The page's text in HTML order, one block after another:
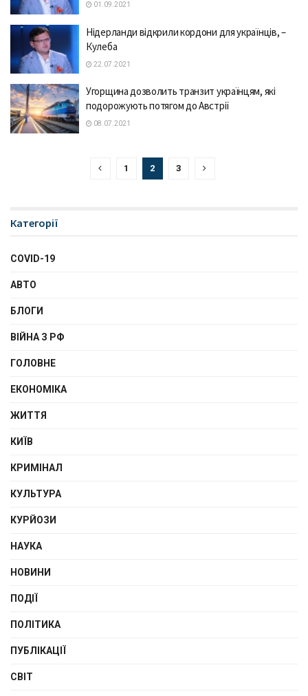
01.09.2021
Нідерланди відкрили кордони для українців, –
Кулеба
22.07.2021
Угорщина дозволить транзит українцям, які
подорожують потягом до Австрії
08.07.2021
1 2 3
Категорії
COVID-19
АВТО
БЛОГИ
ВІЙНА З РФ
ГОЛОВНЕ
ЕКОНОМІКА
ЖИТТЯ
КИЇВ
КРИМІНАЛ
КУЛЬТУРА
КУРЙОЗИ
НАУКА
НОВИНИ
ПОДІЇ
ПОЛІТИКА
ПУБЛІКАЦІЇ
СВІТ